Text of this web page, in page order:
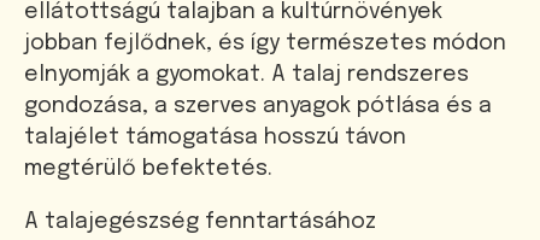
ellátottságú talajban a kultúrnövények
jobban fejlődnek, és így természetes módon
elnyomják a gyomokat. A talaj rendszeres
gondozása, a szerves anyagok pótlása és a
talajélet támogatása hosszú távon
megtérülő befektetés.
A talajegészség fenntartásához